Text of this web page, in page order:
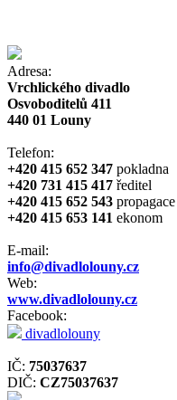
Adresa:
Vrchlického divadlo
Osvoboditelů 411
440 01 Louny
Telefon:
+420 415 652 347 pokladna
+420 731 415 417 ředitel
+420 415 652 543 propagace
+420 415 653 141 ekonom
E-mail:
info@divadlolouny.cz
Web:
www.divadlolouny.cz
Facebook:
divadlolouny
IČ: 75037637
DIČ: CZ75037637